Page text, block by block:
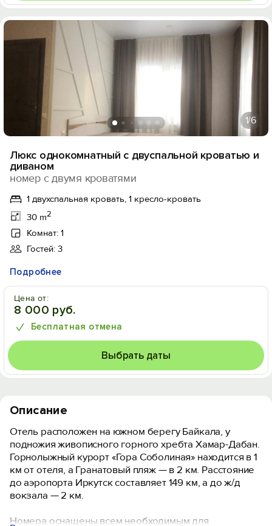
1/6
Люкс однокомнатный с двуспальной кроватью и
диваном
номер с двумя кроватями
1 двухспальная кровать, 1 кресло-кровать
30 m2
Комнат: 1
Гостей: 3
Подробнее
Цена от:
8 000 руб.
Бесплатная отмена
Выбрать даты
Описание
Отель расположен на южном берегу Байкала, у
подножия живописного горного хребта Хамар-Дабан.
Горнолыжный курорт «Гора Соболиная» находится в 1
км от отеля, а Гранатовый пляж — в 2 км. Расстояние
до аэропорта Иркутск составляет 149 км, а до ж/д
вокзала — 2 км.
Номера оснащены всем необходимым для